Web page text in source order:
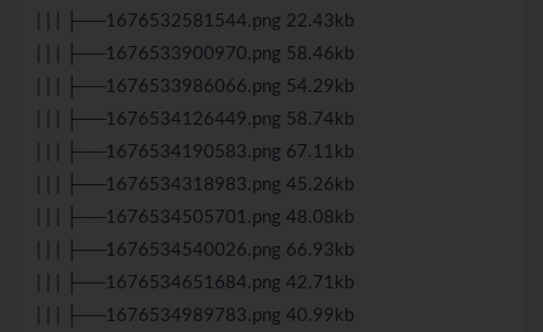
| | | ├──1676532581544.png 22.43kb
| | | ├──1676533900970.png 58.46kb
| | | ├──1676533986066.png 54.29kb
| | | ├──1676534126449.png 58.74kb
| | | ├──1676534190583.png 67.11kb
| | | ├──1676534318983.png 45.26kb
| | | ├──1676534505701.png 48.08kb
| | | ├──1676534540026.png 66.93kb
| | | ├──1676534651684.png 42.71kb
| | | ├──1676534989783.png 40.99kb